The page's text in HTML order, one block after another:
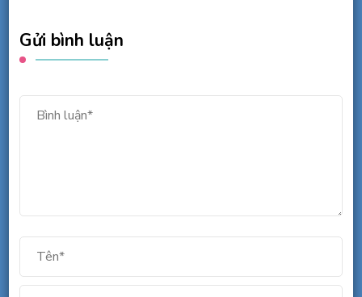
Gửi bình luận